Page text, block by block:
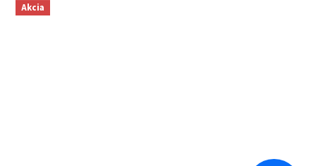
Akcia